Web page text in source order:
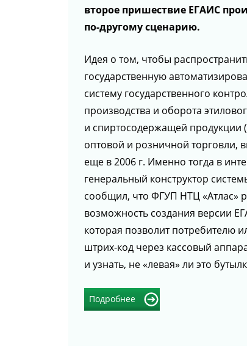
второе пришествие ЕГАИС
по-другому сценарию.
Идея о том, чтобы
государственную
систему государственного
производства и оборота
и спиртосодержащей продукции
оптовой и розничной торговли,
еще в 2006 г. Именно тогда в
генеральный конструктор
сообщил, что ФГУП НТЦ «Атлас»
возможность создания версии
которая позволит потребителю
штрих-код через кассовый
и узнать, не «левая» ли это
Подробнее